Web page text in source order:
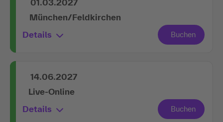
01.03.2027
München/Feldkirchen
Details
14.06.2027
Live-Online
Details